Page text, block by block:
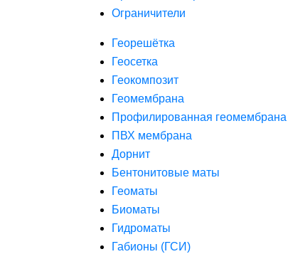
Ограничители
Георешётка
Геосетка
Геокомпозит
Геомембрана
Профилированная геомембрана
ПВХ мембрана
Дорнит
Бентонитовые маты
Геоматы
Биоматы
Гидроматы
Габионы (ГСИ)